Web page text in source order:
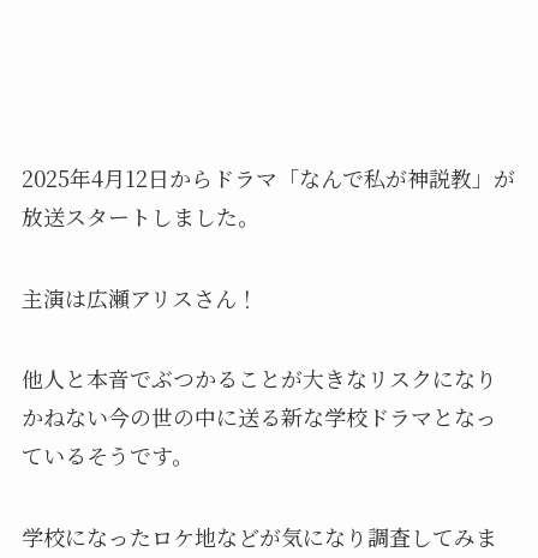
2025年4月12日からドラマ「なんで私が神説教」が
放送スタートしました。
主演は広瀬アリスさん！
他人と本音でぶつかることが大きなリスクになり
かねない今の世の中に送る新な学校ドラマとなっ
ているそうです。
学校になったロケ地などが気になり調査してみま